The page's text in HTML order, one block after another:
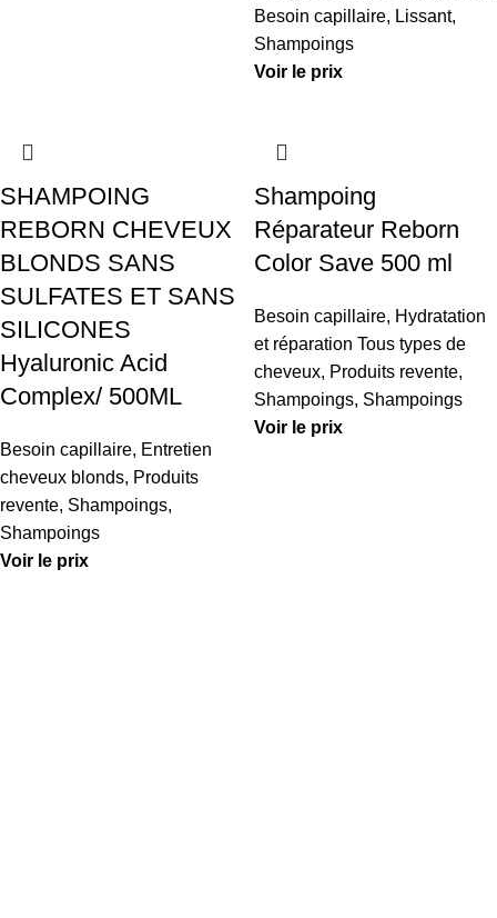
Besoin capillaire, Lissant,
Shampoings
Voir le prix
SHAMPOING
REBORN CHEVEUX
BLONDS SANS
SULFATES ET SANS
SILICONES
Hyaluronic Acid
Complex/ 500ML
Besoin capillaire, Entretien
cheveux blonds, Produits
revente, Shampoings,
Shampoings
Voir le prix
Shampoing
Réparateur Reborn
Color Save 500 ml
Besoin capillaire, Hydratation
et réparation Tous types de
cheveux, Produits revente,
Shampoings, Shampoings
Voir le prix